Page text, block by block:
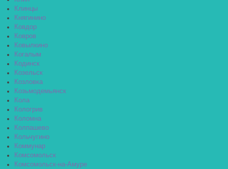
Клинцы
Княгинино
Ковдор
Ковров
Ковылкино
Когалым
Кодинск
Козельск
Козловка
Козьмодемьянск
Кола
Кологрив
Коломна
Колпашево
Кольчугино
Коммунар
Комсомольск
Комсомольск-на-Амуре